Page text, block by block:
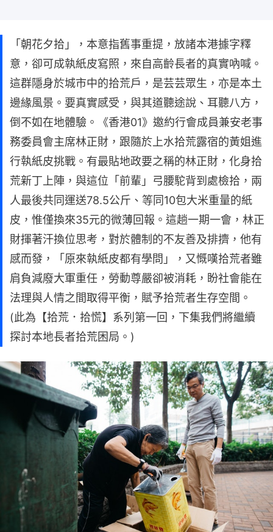
「朝花夕拾」，本意指舊事重提，放諸本港據字釋
意，卻可成執紙皮寫照，來自高齡長者的真實吶喊。
這群隱身於城市中的拾荒戶，是芸芸眾生，亦是本土
邊緣風景。要真實感受，與其道聽途說、耳聽八方，
倒不如在地體驗。《香港01》邀約行會成員兼安老事
務委員會主席林正財，跟隨於上水拾荒露宿的黃姐進
行執紙皮挑戰。有最貼地政要之稱的林正財，化身拾
荒新丁上陣，與這位「前輩」弓腰駝背到處檢拾，兩
人最後共同運送78.5公斤、等同10包大米重量的紙
皮，惟僅換來35元的微薄回報。這趟一期一會，林正
財揮著汗換位思考，對於體制的不友善及排擠，他有
感而發，「原來執紙皮都有學問」，又慨嘆拾荒者雖
肩負減廢大軍重任，勞動尊嚴卻被消耗，盼社會能在
法理與人情之間取得平衡，賦予拾荒者生存空間。
(此為【拾荒．拾慌】系列第一回，下集我們將繼續
探討本地長者拾荒困局。)